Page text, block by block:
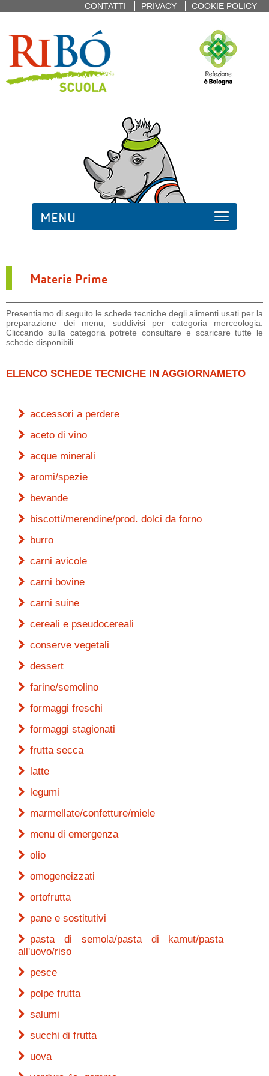
CONTATTI PRIVACY COOKIE POLICY
MENU
Materie Prime
Presentiamo di seguito le schede tecniche degli alimenti usati per la
preparazione dei menu, suddivisi per categoria merceologia.
Cliccando sulla categoria potrete consultare e scaricare tutte le
schede disponibili.
ELENCO SCHEDE TECNICHE IN AGGIORNAMETO
accessori a perdere
aceto di vino
acque minerali
aromi/spezie
bevande
biscotti/merendine/prod. dolci da forno
burro
carni avicole
carni bovine
carni suine
cereali e pseudocereali
conserve vegetali
dessert
farine/semolino
formaggi freschi
formaggi stagionati
frutta secca
latte
legumi
marmellate/confetture/miele
menu di emergenza
olio
omogeneizzati
ortofrutta
pane e sostitutivi
pasta di semola/pasta di kamut/pasta
all'uovo/riso
pesce
polpe frutta
salumi
succhi di frutta
uova